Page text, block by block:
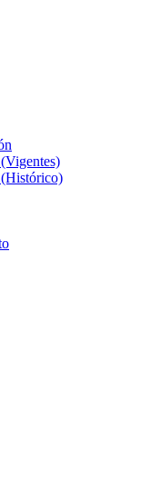
(Histórico)